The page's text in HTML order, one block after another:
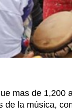
mas de 1,200
de la música,